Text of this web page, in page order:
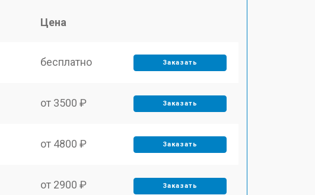
Цена
бесплатно Заказать
от 3500 ₽ Заказать
от 4800 ₽ Заказать
от 2900 ₽ Заказать